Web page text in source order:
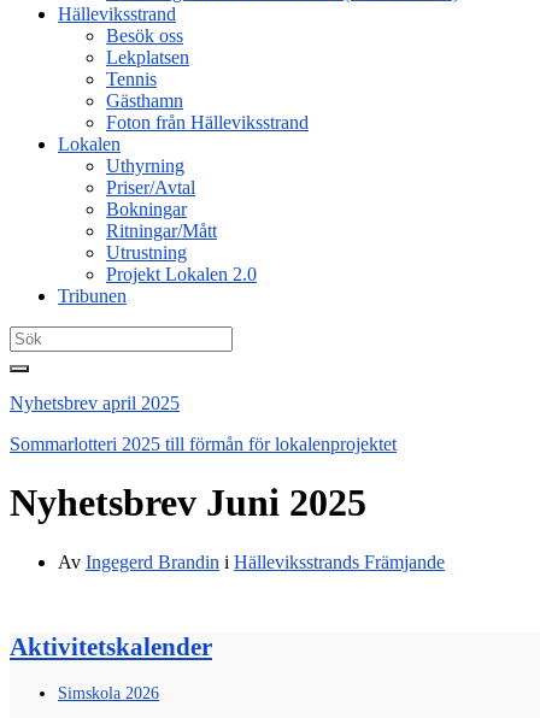
Hälleviksstrand
Besök oss
Lekplatsen
Tennis
Gästhamn
Foton från Hälleviksstrand
Lokalen
Uthyrning
Priser/Avtal
Bokningar
Ritningar/Mått
Utrustning
Projekt Lokalen 2.0
Tribunen
Search
for:
Nyhetsbrev april 2025
Sommarlotteri 2025 till förmån för lokalenprojektet
Nyhetsbrev Juni 2025
Av Ingegerd Brandin i Hälleviksstrands Främjande
Aktivitetskalender
Simskola 2026